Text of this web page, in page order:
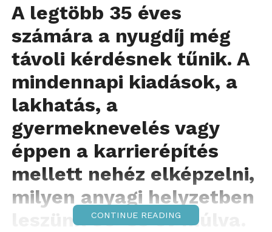
A legtöbb 35 éves
számára a nyugdíj még
távoli kérdésnek tűnik. A
mindennapi kiadások, a
lakhatás, a
gyermeknevelés vagy
éppen a karrierépítés
mellett nehéz elképzelni,
milyen anyagi helyzetben
leszünk 30-35 év múlva.
CONTINUE READING